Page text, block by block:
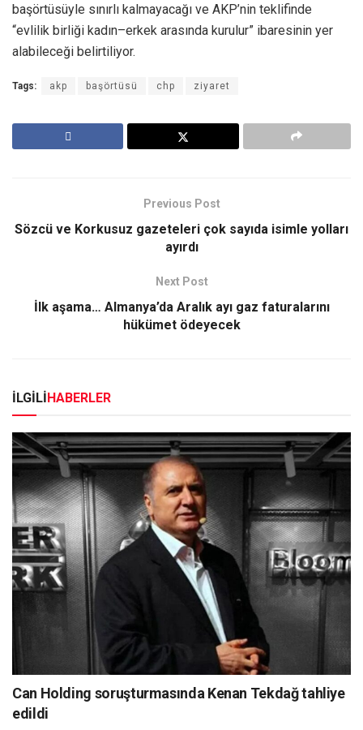
başörtüsüyle sınırlı kalmayacağı ve AKP’nin teklifinde
“evlilik birliği kadın–erkek arasında kurulur” ibaresinin yer
alabileceği belirtiliyor.
Tags: akp başörtüsü chp ziyaret
Previous Post
Sözcü ve Korkusuz gazeteleri çok sayıda isimle yolları
ayırdı
Next Post
İlk aşama… Almanya’da Aralık ayı gaz faturalarını
hükümet ödeyecek
İLGİLİHABERLER
Can Holding soruşturmasında Kenan Tekdağ tahliye
edildi